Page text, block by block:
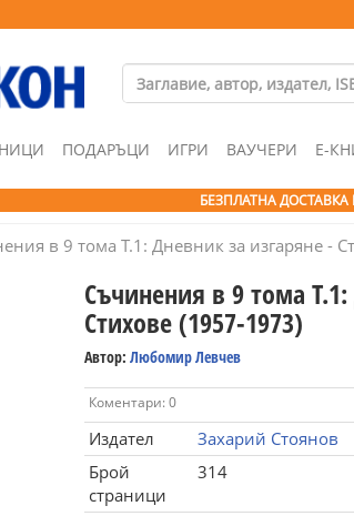
ПОДАРЪЦИ ИГРИ ВАУЧЕРИ Е-
БЕЗПЛАТНА
в 9 тома Т.1: Дневник за изгаряне -
Съчинения в 9 тома
Стихове (1957-1973)
Автор: Любомир Левчев
Коментари: 0
Издател
Захарий Стоянов
Брой
страници
314